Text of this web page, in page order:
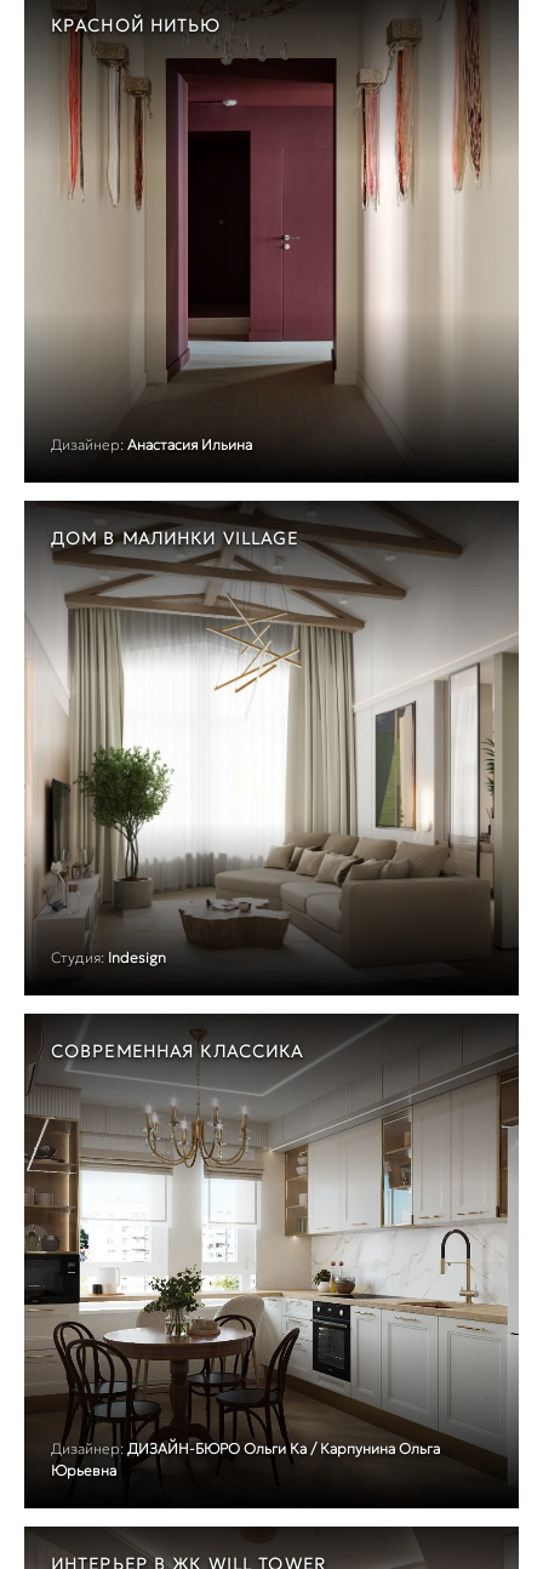
КРАСНОЙ НИТЬЮ
Дизайнер: Анастасия Ильина
ДОМ В МАЛИНКИ VILLAGE
Студия: Indesign
СОВРЕМЕННАЯ КЛАССИКА
Дизайнер: ДИЗАЙН-БЮРО Ольги Ка / Карпунина Ольга
Юрьевна
ИНТЕРЬЕР В ЖК WILL TOWER